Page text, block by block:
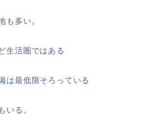
も多い。
生活圏ではある
は最低限そろっている
いる。